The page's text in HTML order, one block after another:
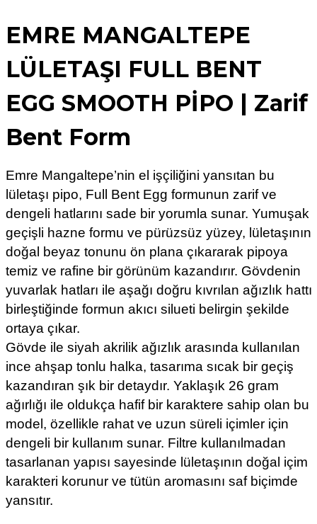
EMRE MANGALTEPE
LÜLETAŞI FULL BENT
EGG SMOOTH PİPO | Zarif
Bent Form
Emre Mangaltepe’nin el işçiliğini yansıtan bu
lületaşı pipo, Full Bent Egg formunun zarif ve
dengeli hatlarını sade bir yorumla sunar. Yumuşak
geçişli hazne formu ve pürüzsüz yüzey, lületaşının
doğal beyaz tonunu ön plana çıkararak pipoya
temiz ve rafine bir görünüm kazandırır. Gövdenin
yuvarlak hatları ile aşağı doğru kıvrılan ağızlık hattı
birleştiğinde formun akıcı silueti belirgin şekilde
ortaya çıkar.
Gövde ile siyah akrilik ağızlık arasında kullanılan
ince ahşap tonlu halka, tasarıma sıcak bir geçiş
kazandıran şık bir detaydır. Yaklaşık 26 gram
ağırlığı ile oldukça hafif bir karaktere sahip olan bu
model, özellikle rahat ve uzun süreli içimler için
dengeli bir kullanım sunar. Filtre kullanılmadan
tasarlanan yapısı sayesinde lületaşının doğal içim
karakteri korunur ve tütün aromasını saf biçimde
yansıtır.